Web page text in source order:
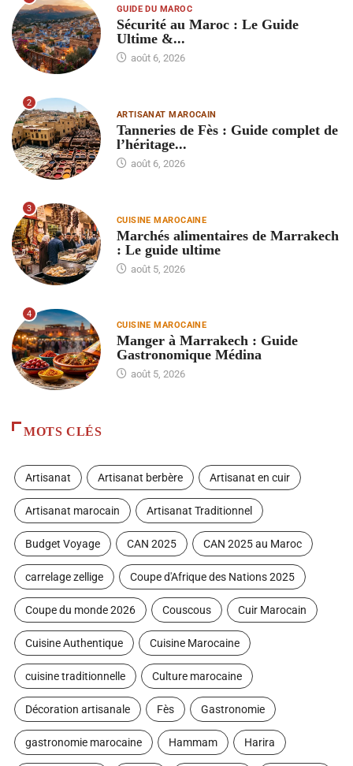
GUIDE DU MAROC
Sécurité au Maroc : Le Guide
Ultime &...
août 6, 2026
2
ARTISANAT MAROCAIN
Tanneries de Fès : Guide complet de
l’héritage...
août 6, 2026
3
CUISINE MAROCAINE
Marchés alimentaires de Marrakech
: Le guide ultime
août 5, 2026
4
CUISINE MAROCAINE
Manger à Marrakech : Guide
Gastronomique Médina
août 5, 2026
MOTS CLÉS
Artisanat Artisanat berbère Artisanat en cuir
Artisanat marocain Artisanat Traditionnel
Budget Voyage CAN 2025 CAN 2025 au Maroc
carrelage zellige Coupe d'Afrique des Nations 2025
Coupe du monde 2026 Couscous Cuir Marocain
Cuisine Authentique Cuisine Marocaine
cuisine traditionnelle Culture marocaine
Décoration artisanale Fès Gastronomie
gastronomie marocaine Hammam Harira